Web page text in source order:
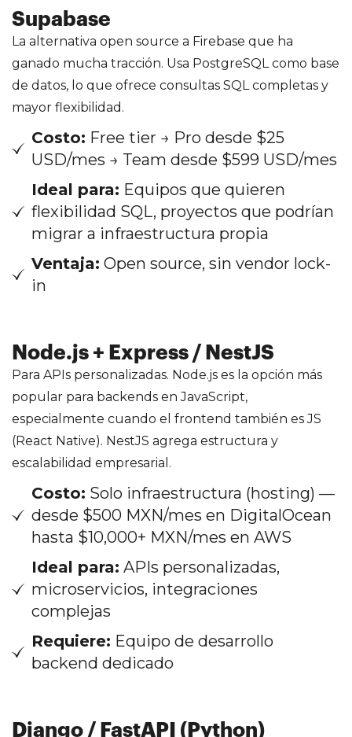
Supabase
La alternativa open source a Firebase que ha
ganado mucha tracción. Usa PostgreSQL como base
de datos, lo que ofrece consultas SQL completas y
mayor flexibilidad.
Costo: Free tier → Pro desde $25
USD/mes → Team desde $599 USD/mes
Ideal para: Equipos que quieren
flexibilidad SQL, proyectos que podrían
migrar a infraestructura propia
Ventaja: Open source, sin vendor lock-
in
Node.js + Express / NestJS
Para APIs personalizadas. Node.js es la opción más
popular para backends en JavaScript,
especialmente cuando el frontend también es JS
(React Native). NestJS agrega estructura y
escalabilidad empresarial.
Costo: Solo infraestructura (hosting) —
desde $500 MXN/mes en DigitalOcean
hasta $10,000+ MXN/mes en AWS
Ideal para: APIs personalizadas,
microservicios, integraciones
complejas
Requiere: Equipo de desarrollo
backend dedicado
Django / FastAPI (Python)